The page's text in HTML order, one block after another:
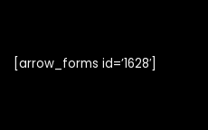
[arrow_forms id=’1628′]